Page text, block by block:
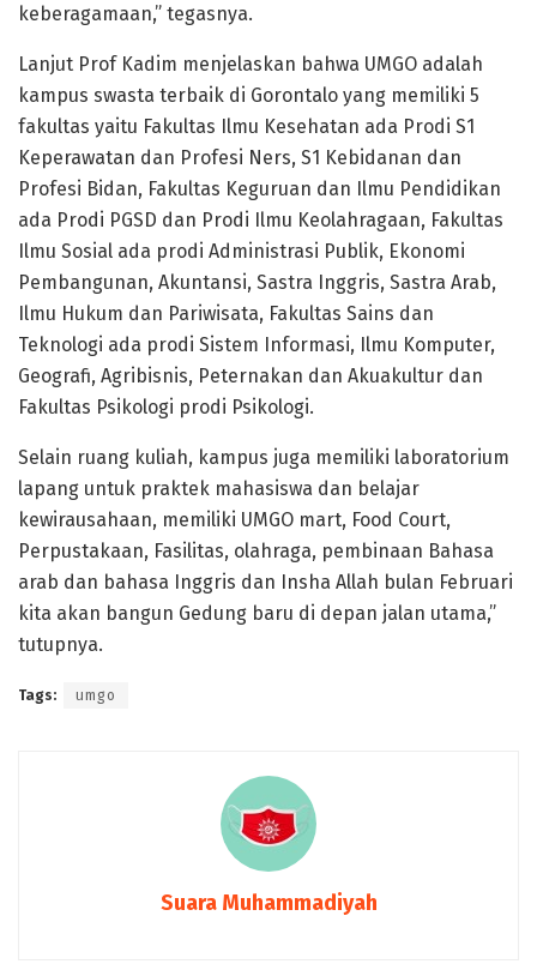
keberagamaan,” tegasnya.
Lanjut Prof Kadim menjelaskan bahwa UMGO adalah
kampus swasta terbaik di Gorontalo yang memiliki 5
fakultas yaitu Fakultas Ilmu Kesehatan ada Prodi S1
Keperawatan dan Profesi Ners, S1 Kebidanan dan
Profesi Bidan, Fakultas Keguruan dan Ilmu Pendidikan
ada Prodi PGSD dan Prodi Ilmu Keolahragaan, Fakultas
Ilmu Sosial ada prodi Administrasi Publik, Ekonomi
Pembangunan, Akuntansi, Sastra Inggris, Sastra Arab,
Ilmu Hukum dan Pariwisata, Fakultas Sains dan
Teknologi ada prodi Sistem Informasi, Ilmu Komputer,
Geografi, Agribisnis, Peternakan dan Akuakultur dan
Fakultas Psikologi prodi Psikologi.
Selain ruang kuliah, kampus juga memiliki laboratorium
lapang untuk praktek mahasiswa dan belajar
kewirausahaan, memiliki UMGO mart, Food Court,
Perpustakaan, Fasilitas, olahraga, pembinaan Bahasa
arab dan bahasa Inggris dan Insha Allah bulan Februari
kita akan bangun Gedung baru di depan jalan utama,”
tutupnya.
Tags: umgo
Suara Muhammadiyah